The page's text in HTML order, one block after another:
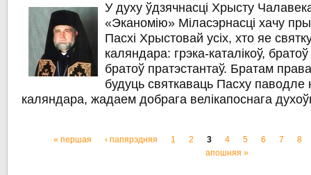
У духу ўдзячнасці Хрысту
«Эканомію» Міласэрнасці хачу
Пасхі Хрыстовай усіх, хто яе
каляндара: грэка-каталікоў,
братоў пратэстантаў. Братам
будуць святкаваць Пасху паводле
каляндара, жадаем добрага велікапоснага
Старонкі
« першая ‹ папярэдняя 1 2 3 4 5 6 7
8
апошняя »